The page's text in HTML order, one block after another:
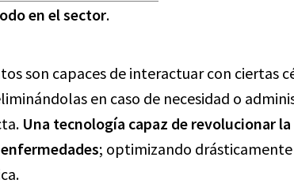
en el sector.
son capaces de interactuar con ciertas
en caso de necesidad o
Una tecnología capaz de revolucionar
; optimizando